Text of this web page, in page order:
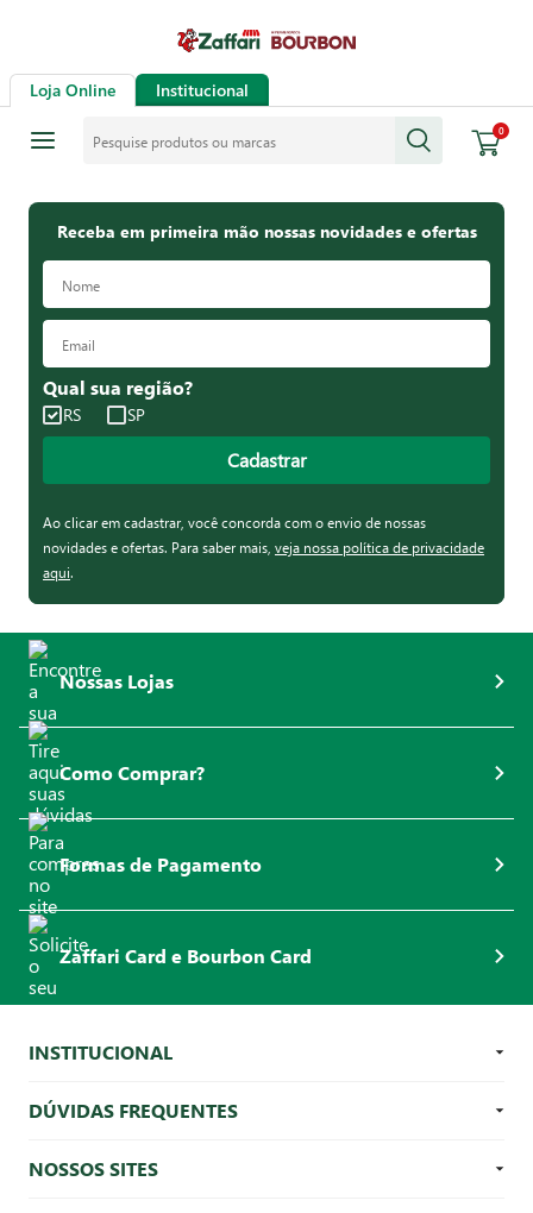
Loja Online Institucional
0
Receba em primeira mão nossas novidades e ofertas
Qual sua região?
RS SP
Cadastrar
Ao clicar em cadastrar, você concorda com o envio de nossas
novidades e ofertas. Para saber mais, veja nossa política de privacidade
aqui.
Nossas Lojas
Como Comprar?
Formas de Pagamento
Zaffari Card e Bourbon Card
INSTITUCIONAL
DÚVIDAS FREQUENTES
NOSSOS SITES